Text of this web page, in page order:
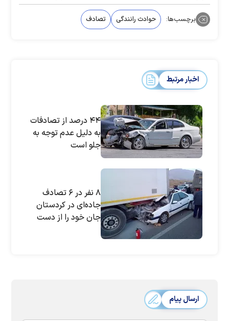
برچسب‌ها: حوادث رانندگی تصادف
اخبار مرتبط
۴۴ درصد از تصادفات
به دلیل عدم توجه به
جلو است
۸ نفر در ۶ تصادف
جاده‌ای در کردستان
جان خود را از دست
ارسال پیام